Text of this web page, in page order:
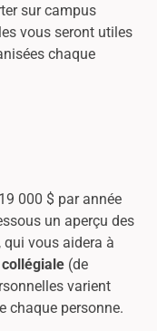
sur campus
vous seront utiles
chaque
000 $ par année
un aperçu des
vous aidera à
(de
varient
chaque personne.